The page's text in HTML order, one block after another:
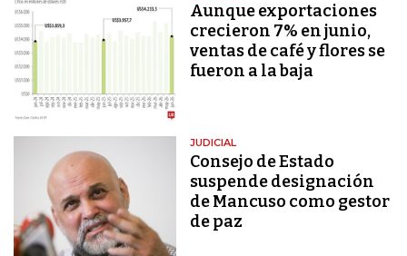
Aunque exportaciones
crecieron 7% en junio,
ventas de café y flores se
fueron a la baja
JUDICIAL
Consejo de Estado
suspende designación
de Mancuso como gestor
de paz